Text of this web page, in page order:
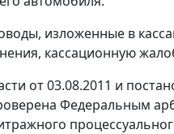
изложенные в
кассационную
от 03.08.2011 и
Федеральным